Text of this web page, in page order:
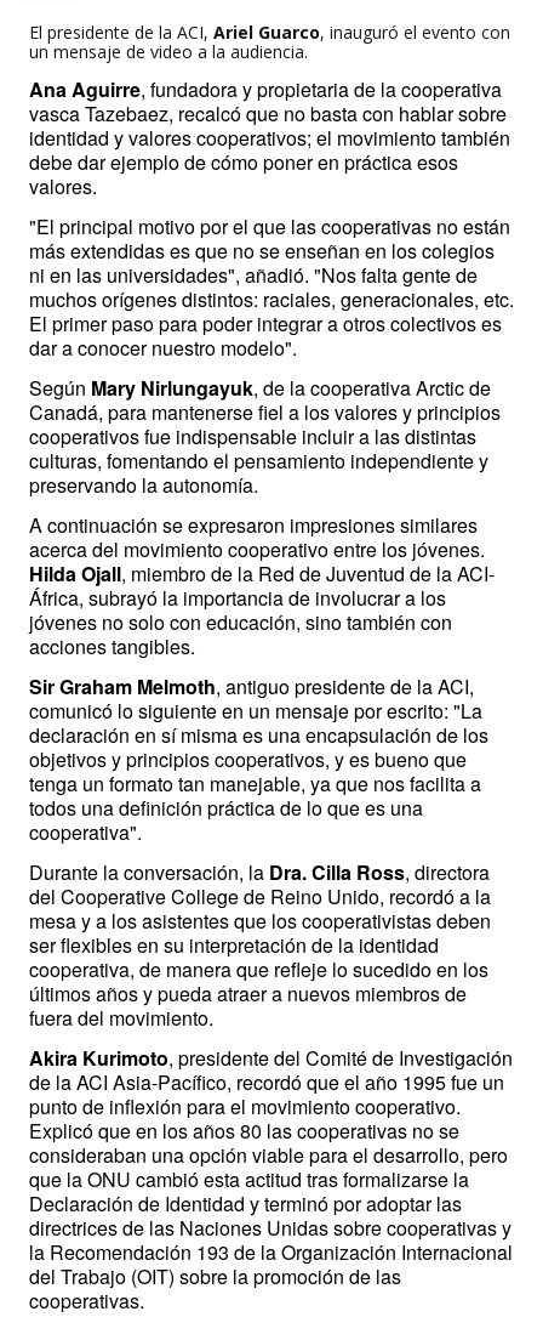
El presidente de la ACI, Ariel Guarco, inauguró el evento con
un mensaje de video a la audiencia.
Ana Aguirre, fundadora y propietaria de la cooperativa
vasca Tazebaez, recalcó que no basta con hablar sobre
identidad y valores cooperativos; el movimiento también
debe dar ejemplo de cómo poner en práctica esos
valores.
"El principal motivo por el que las cooperativas no están
más extendidas es que no se enseñan en los colegios
ni en las universidades", añadió. "Nos falta gente de
muchos orígenes distintos: raciales, generacionales, etc.
El primer paso para poder integrar a otros colectivos es
dar a conocer nuestro modelo".
Según Mary Nirlungayuk, de la cooperativa Arctic de
Canadá, para mantenerse fiel a los valores y principios
cooperativos fue indispensable incluir a las distintas
culturas, fomentando el pensamiento independiente y
preservando la autonomía.
A continuación se expresaron impresiones similares
Hilda Ojall, miembro de la Red de Juventud de la ACI-
África, subrayó la importancia de involucrar a los
jóvenes no solo con educación, sino también con
acciones tangibles.
Sir Graham Melmoth, antiguo presidente de la ACI,
comunicó lo siguiente en un mensaje por escrito: "La
declaración en sí misma es una encapsulación de los
objetivos y principios cooperativos, y es bueno que
tenga un formato tan manejable, ya que nos facilita a
todos una definición práctica de lo que es una
cooperativa".
Durante la conversación, la Dra. Cilla Ross, directora
del Cooperative College de Reino Unido, recordó a la
mesa y a los asistentes que los cooperativistas deben
ser flexibles en su interpretación de la identidad
cooperativa, de manera que refleje lo sucedido en los
últimos años y pueda atraer a nuevos miembros de
fuera del movimiento.
Akira Kurimoto, presidente del Comité de Investigación
de la ACI Asia-Pacífico, recordó que el año 1995 fue un
punto de inflexión para el movimiento cooperativo.
Explicó que en los años 80 las cooperativas no se
consideraban una opción viable para el desarrollo, pero
que la ONU cambió esta actitud tras formalizarse la
Declaración de Identidad y terminó por adoptar las
directrices de las Naciones Unidas sobre cooperativas y
la Recomendación 193 de la Organización Internacional
del Trabajo (OIT) sobre la promoción de las
cooperativas.